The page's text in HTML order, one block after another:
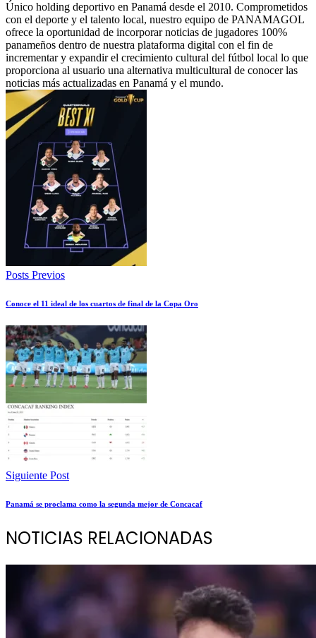
Único holding deportivo en Panamá desde el 2010. Comprometidos
con el deporte y el talento local, nuestro equipo de PANAMAGOL
ofrece la oportunidad de incorporar noticias de jugadores 100%
panameños dentro de nuestra plataforma digital con el fin de
incrementar y expandir el crecimiento cultural del fútbol local lo que
proporciona al usuario una alternativa multicultural de conocer las
noticias más actualizadas en Panamá y el mundo.
Posts Previos
Conoce el 11 ideal de los cuartos de final de la Copa Oro
Siguiente Post
Panamá se proclama como la segunda mejor de Concacaf
NOTICIAS RELACIONADAS